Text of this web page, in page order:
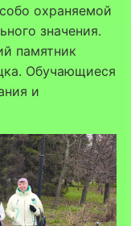
охраняемой
значения.
памятник
Обучающиеся
и